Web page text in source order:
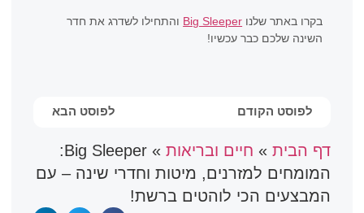
בקרו באתר שלנו Big Sleeper והתחילו לשדרג את חדר
השינה שלכם כבר עכשיו!
לפוסט הקודם לפוסט הבא
דף הבית» חיים ובריאות»
Big Sleeper:
המומחים למזרנים, מיטות וחדרי שינה – עם
המבצעים הכי לוהטים ברשת!